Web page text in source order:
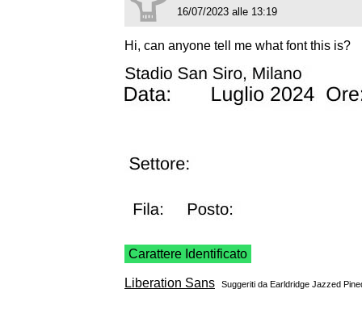
16/07/2023 alle 13:19
Hi, can anyone tell me what font this is?
Carattere Identificato
Liberation Sans Suggeriti da Earldridge Jazzed